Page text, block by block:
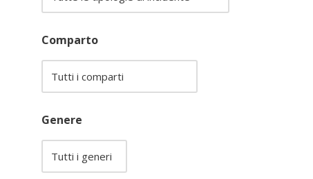
Comparto
Genere